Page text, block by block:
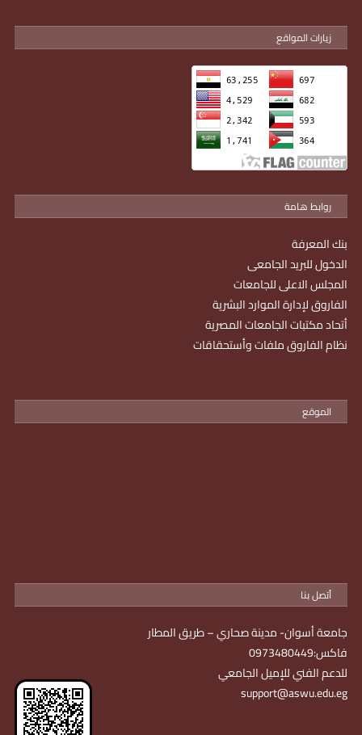
زيارات المواقع
روابط هامة
بنك المعرفة
الدخول للبريد الجامعى
المجلس الاعلى للجامعات
الفاروق لإدارة الموارد البشرية
أتحاد مكتبات الجامعات المصرية
نظام الفاروق ملفات وأستحقاقات
الموقع
أتصل بنا
جامعة أسوان- مدينة صحاري – طريق المطار
فاكس:0973480449
للدعم الفني للإميل الجامعي
support@aswu.edu.eg